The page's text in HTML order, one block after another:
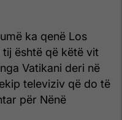
ka qenë Los
tij është që këtë vit
Vatikani deri në
televiziv që do të
për Nënë